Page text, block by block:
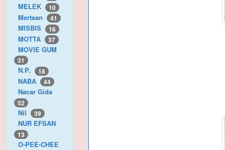
MELEK 10
Mertsan 41
MISBIS 16
MOTTA 37
MOVIE GUM
31
N.P. 18
NABA 44
Nacar Gida
52
Nil 39
NUR EFSAN
13
O-PEE-CHEE